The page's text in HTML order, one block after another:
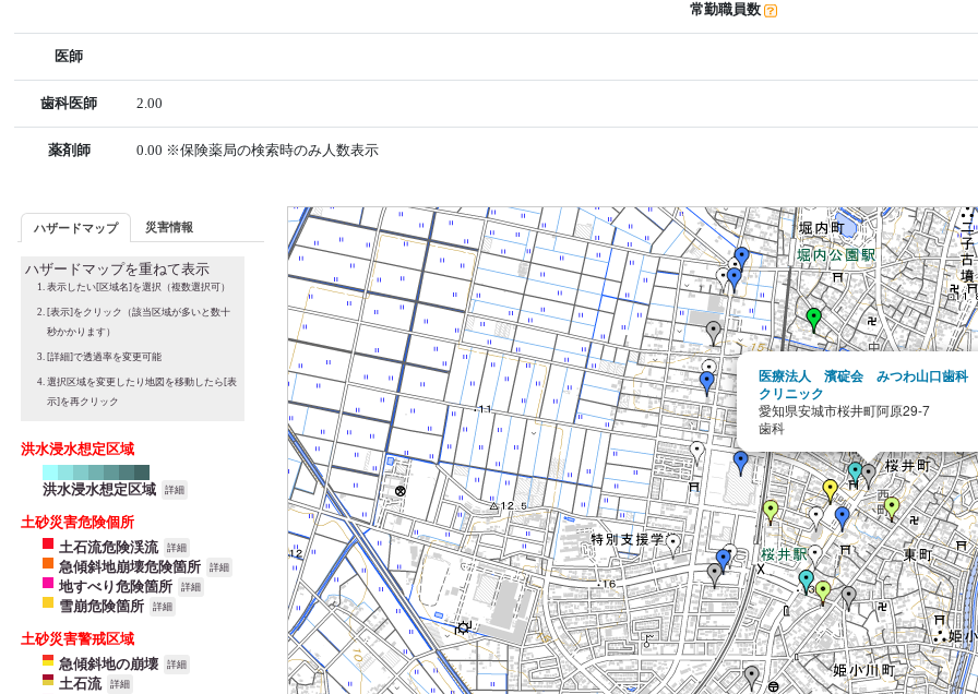
常勤職員数
医師
歯科医師 2.00
薬剤師 0.00 ※保険薬局の検索時のみ人数表示
ハザードマップ 災害情報
ハザードマップを重ねて表示
表示したい[区域名]を選択（複数選択可）
[表示]をクリック（該当区域が多いと数十
秒かかります）
[詳細]で透過率を変更可能
選択区域を変更したり地図を移動したら[表
示]を再クリック
洪水浸水想定区域
洪水浸水想定区域 詳細
土砂災害危険個所
土石流危険渓流
詳細
急傾斜地崩壊危険箇所 詳細
地すべり危険箇所 詳細
雪崩危険箇所 詳細
土砂災害警戒区域
急傾斜地の崩壊
詳細
土石流 詳細
医療法人 濱碇会 みつわ山口歯科
クリニック
愛知県安城市桜井町阿原29-7
歯科